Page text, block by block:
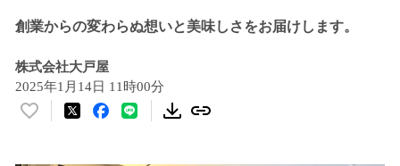
創業からの変わらぬ想いと美味しさをお届けします。
株式会社大戸屋
2025年1月14日 11時00分
い